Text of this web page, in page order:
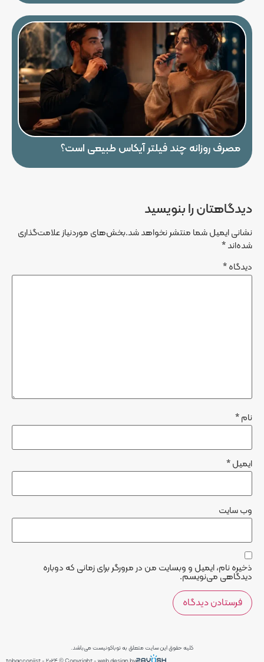
مصرف روزانه چند فیلتر آیکاس طبیعی است؟
دیدگاهتان را بنویسید
نشانی ایمیل شما منتشر نخواهد شد.بخش‌های موردنیاز علامت‌گذاری
شده‌اند*
دیدگاه*
نام*
ایمیل*
وب‌ سایت
ذخیره نام، ایمیل و وبسایت من در مرورگر برای زمانی که دوباره
دیدگاهی می‌نویسم.
کلیه حقوق این سایت متعلق به توباکونیست می‌باشد.